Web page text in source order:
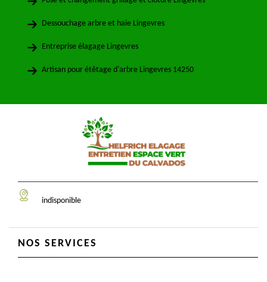
Dessouchage arbre et haie Lingevres
Entreprise élagage Lingevres
Artisan pour étêtage d'arbre Lingevres 14250
indisponible
NOS SERVICES